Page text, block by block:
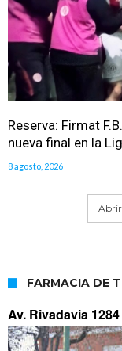
Reserva: Firmat
nueva final en la
8 agosto, 2026
Abrir
FARMACIA DE
Av. Rivadavia